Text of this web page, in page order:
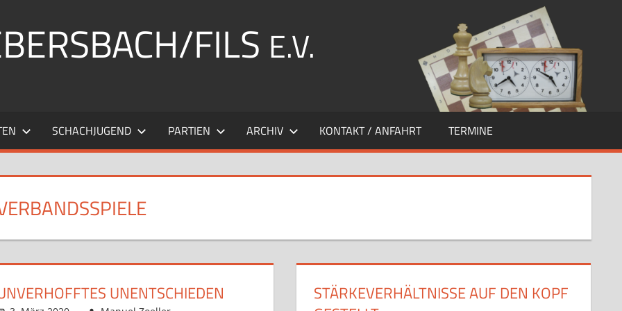
FILS E.V.
SCHACHJUGEND PARTIEN ARCHIV KONTAKT / ANFAHRT TERMINE
UNENTSCHIEDEN
STÄRKEVERHÄLTNISSE AUF DEN KOPF